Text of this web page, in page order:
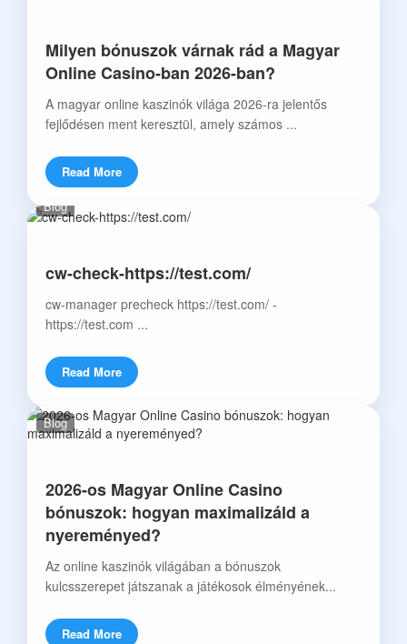
Milyen bónuszok várnak rád a Magyar
Online Casino-ban 2026-ban?
A magyar online kaszinók világa 2026-ra jelentős
fejlődésen ment keresztül, amely számos ...
Read More
Blog
cw-check-https://test.com/
cw-manager precheck https://test.com/ -
https://test.com ...
Read More
Blog
2026-os Magyar Online Casino
bónuszok: hogyan maximalizáld a
nyereményed?
Az online kaszinók világában a bónuszok
kulcsszerepet játszanak a játékosok élményének...
Read More